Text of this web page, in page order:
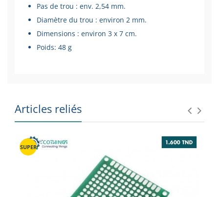
Pas de trou : env. 2,54 mm.
Diamètre du trou : environ 2 mm.
Dimensions : environ 3 x 7 cm.
Poids: 48 g
Articles reliés
SUPER